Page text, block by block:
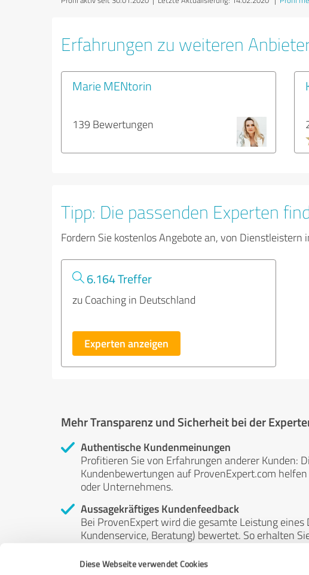
Diese Webseite verwendet Cookies
Erfahrungen zu weiteren
Marie MENtorin
139 Bewertungen
Tipp: Die passenden Experten
Fordern Sie kostenlos Angebote an, von
6.164 Treffer
zu Coaching in Deutschland
Experten anzeigen
Mehr Transparenz und Sicherheit bei der
Authentische Kundenmeinungen
Profitieren Sie von Erfahrungen anderer Kunden:
Kundenbewertungen auf ProvenExpert.com
oder Unternehmens.
Aussagekräftiges Kundenfeedback
Bei ProvenExpert wird die gesamte Leistung
Kundenservice, Beratung) bewertet. So erhalten
Unabhängige Bewertungen